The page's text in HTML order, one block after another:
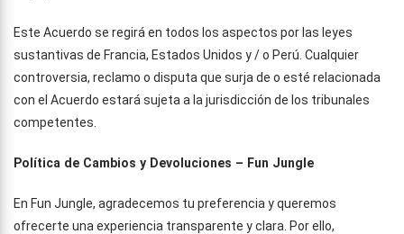
Este Acuerdo se regirá en todos los aspectos por las leyes
sustantivas de Francia, Estados Unidos y / o Perú. Cualquier
controversia, reclamo o disputa que surja de o esté relacionada
con el Acuerdo estará sujeta a la jurisdicción de los tribunales
competentes.
Política de Cambios y Devoluciones – Fun Jungle
En Fun Jungle, agradecemos tu preferencia y queremos
ofrecerte una experiencia transparente y clara. Por ello,